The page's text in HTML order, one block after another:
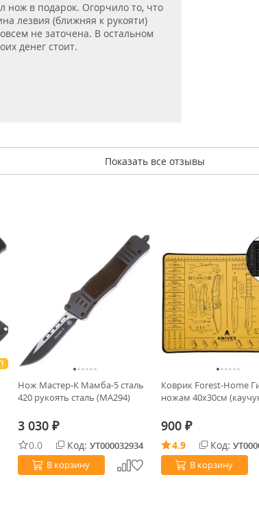
нож в подарок. Огорчило то, что
лезвия (ближняя к рукояти)
не заточена. В остальном
денег стоит.
Показать все отзывы
Нож Мастер-К Мамба-5 сталь
420 рукоять сталь (MA294)
3 030 ₽
0.0 Код: УТ000032934
В корзину
Коврик Forest-Home
ножам 40х30см
900 ₽
4.9 Код:
В корзину